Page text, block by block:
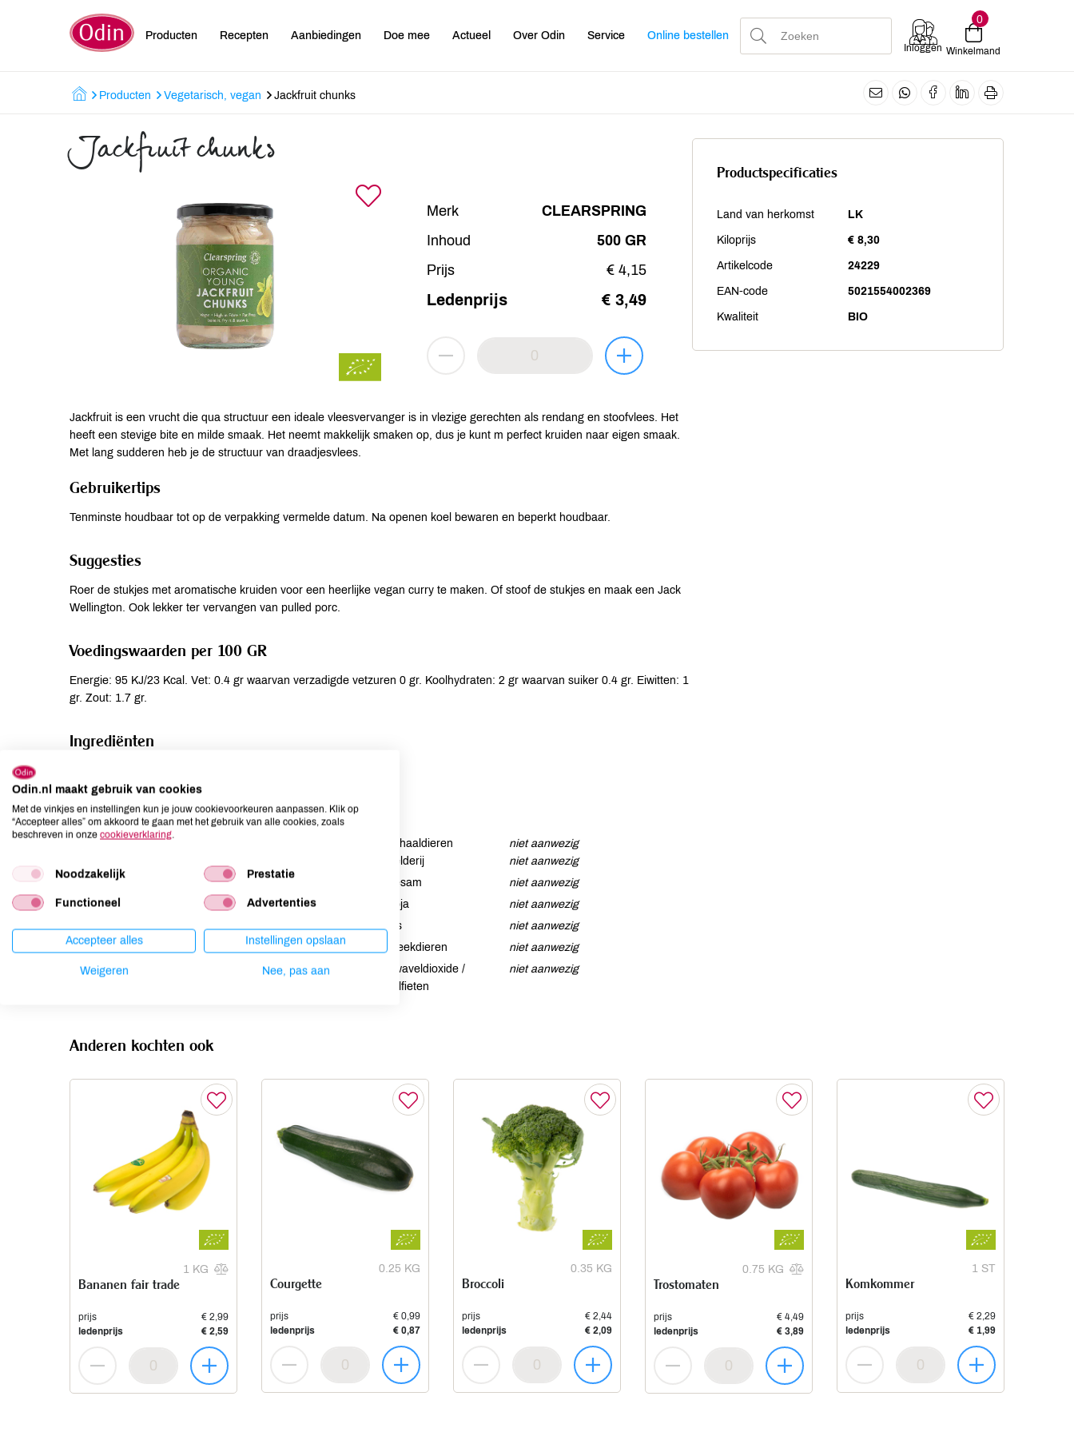
Producten Recepten Aanbiedingen Doe mee Actueel Over Odin Service Online bestellen
Inloggen
0
Winkelmand
Producten Vegetarisch, vegan Jackfruit chunks
Jackfruit chunks
Merk
CLEARSPRING
Inhoud
500 GR
Prijs
€ 4,15
Ledenprijs € 3,49
Jackfruit is een vrucht die qua structuur een ideale vleesvervanger is in vlezige gerechten als rendang en stoofvlees. Het
heeft een stevige bite en milde smaak. Het neemt makkelijk smaken op, dus je kunt m perfect kruiden naar eigen smaak.
Met lang sudderen heb je de structuur van draadjesvlees.
Gebruikertips
Tenminste houdbaar tot op de verpakking vermelde datum. Na openen koel bewaren en beperkt houdbaar.
Suggesties
Roer de stukjes met aromatische kruiden voor een heerlijke vegan curry te maken. Of stoof de stukjes en maak een Jack
Wellington. Ook lekker ter vervangen van pulled porc.
Voedingswaarden per 100 GR
Energie: 95 KJ/23 Kcal. Vet: 0.4 gr waarvan verzadigde vetzuren 0 gr. Koolhydraten: 2 gr waarvan suiker 0.4 gr. Eiwitten: 1
gr. Zout: 1.7 gr.
Ingrediënten
Allergenen
Aardnoten
niet aanwezig
Lactose
niet aanwezig
Lupine
niet aanwezig
Mosterd
niet aanwezig
Noten
Schaaldieren
niet aanwezig
Selderij
niet aanwezig
Sesam
niet aanwezig
Soja
niet aanwezig
Vis
niet aanwezig
Weekdieren
niet aanwezig
Zwaveldioxide /
sulfieten
niet aanwezig
Productspecificaties
Land van herkomst LK
Kiloprijs € 8,30
Artikelcode 24229
EAN-code 5021554002369
Kwaliteit BIO
Anderen kochten ook
1 KG
Bananen fair trade
prijs
€ 2,99
ledenprijs
€ 2,59
0.25 KG
Courgette
prijs
€ 0,99
ledenprijs
€ 0,87
0.35 KG
Broccoli
prijs
€ 2,44
ledenprijs
€ 2,09
0.75 KG
Trostomaten
prijs
€ 4,49
ledenprijs
€ 3,89
1 ST
Komkommer
prijs
€ 2,29
ledenprijs
€ 1,99
Odin.nl maakt gebruik van cookies
Met de vinkjes en instellingen kun je jouw cookievoorkeuren aanpassen. Klik op
“Accepteer alles” om akkoord te gaan met het gebruik van alle cookies, zoals
beschreven in onze cookieverklaring.
Noodzakelijk Prestatie
Functioneel Advertenties
Accepteer alles Instellingen opslaan
Weigeren Nee, pas aan